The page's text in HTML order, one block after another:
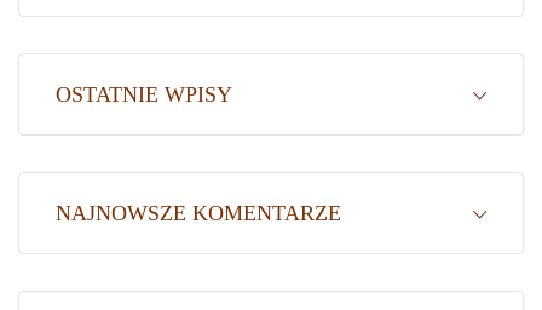
OSTATNIE WPISY
NAJNOWSZE KOMENTARZE